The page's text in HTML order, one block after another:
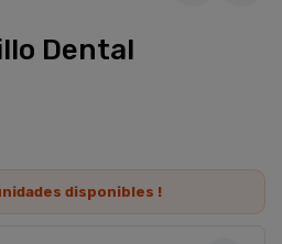
Dental
disponibles !